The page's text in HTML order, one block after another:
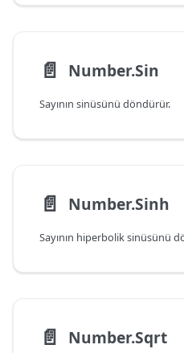
📄️ Number.Sin
Sayının sinüsünü döndürür.
📄️ Number.Sinh
Sayının hiperbolik sinüsünü
📄️ Number.Sqrt